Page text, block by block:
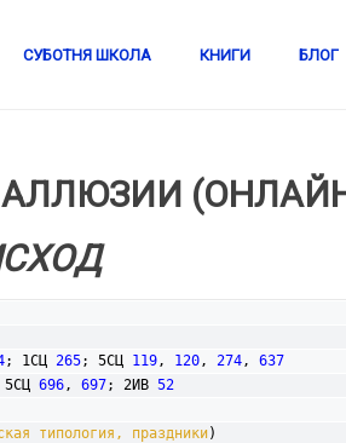
СУБОТНЯ ШКОЛА КНИГИ БЛОГ
; 1СЦ 265; 5СЦ 119, 120, 274, 637
696, 697; 2ИВ 52
типология, праздники)